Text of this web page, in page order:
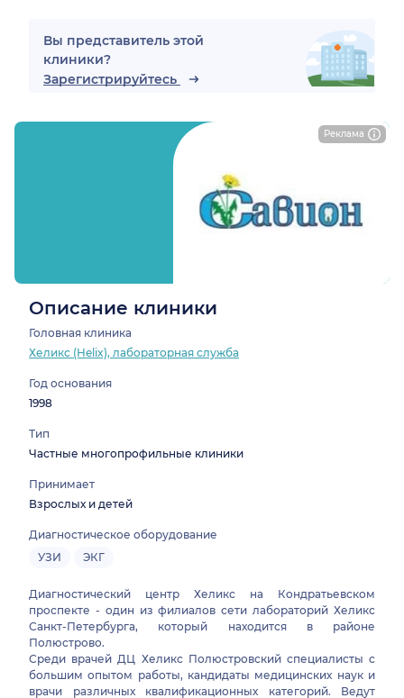
Реклама
Вы представитель этой
клиники?
Зарегистрируйтесь
Описание клиники
Головная клиника
Хеликс (Helix), лабораторная служба
Год основания
1998
Тип
Частные многопрофильные клиники
Принимает
Взрослых и детей
Диагностическое оборудование
УЗИ
ЭКГ
Диагностический центр Хеликс на Кондратьевском
проспекте - один из филиалов сети лабораторий Хеликс
Санкт-Петербурга, который находится в районе
Полюстрово.
Среди врачей ДЦ Хеликс Полюстровский специалисты с
большим опытом работы, кандидаты медицинских наук и
врачи различных квалификационных категорий. Ведут